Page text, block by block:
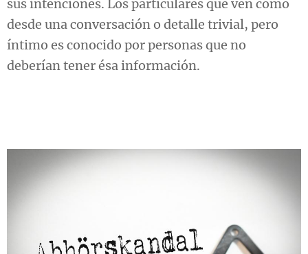
sus intenciones. Los particulares que ven cómo
desde una conversación o detalle trivial, pero
íntimo es conocido por personas que no
deberían tener ésa información.